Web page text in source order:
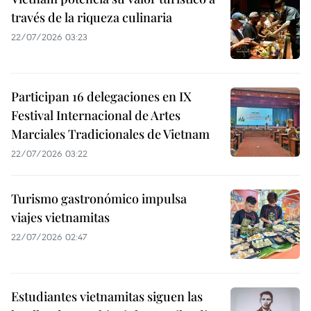
través de la riqueza culinaria
22/07/2026 03:23
Participan 16 delegaciones en IX
Festival Internacional de Artes
Marciales Tradicionales de Vietnam
22/07/2026 03:22
Turismo gastronómico impulsa
viajes vietnamitas
22/07/2026 02:47
Estudiantes vietnamitas siguen las